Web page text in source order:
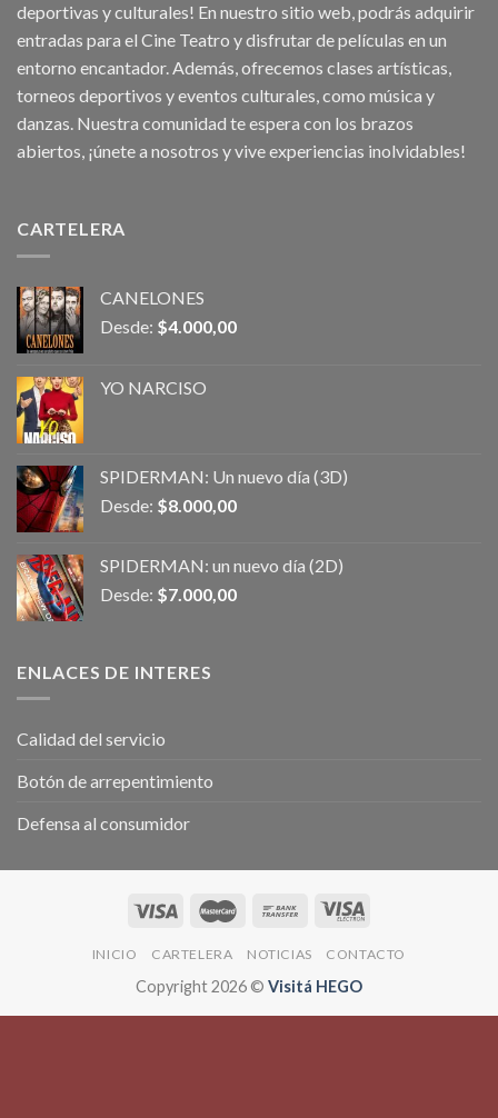
deportivas y culturales! En nuestro sitio web, podrás adquirir
entradas para el Cine Teatro y disfrutar de películas en un
entorno encantador. Además, ofrecemos clases artísticas,
torneos deportivos y eventos culturales, como música y
danzas. Nuestra comunidad te espera con los brazos
abiertos, ¡únete a nosotros y vive experiencias inolvidables!
CARTELERA
CANELONES
Desde: $4.000,00
YO NARCISO
SPIDERMAN: Un nuevo día (3D)
Desde: $8.000,00
SPIDERMAN: un nuevo día (2D)
Desde: $7.000,00
ENLACES DE INTERES
Calidad del servicio
Botón de arrepentimiento
Defensa al consumidor
INICIO CARTELERA NOTICIAS CONTACTO
Copyright 2026 © Visitá HEGO